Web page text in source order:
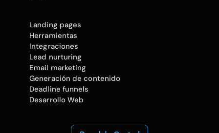
Landing pages
Herramientas
Integraciones
Lead nurturing
Email marketing
Generación de contenido
Deadline funnels
Desarrollo Web